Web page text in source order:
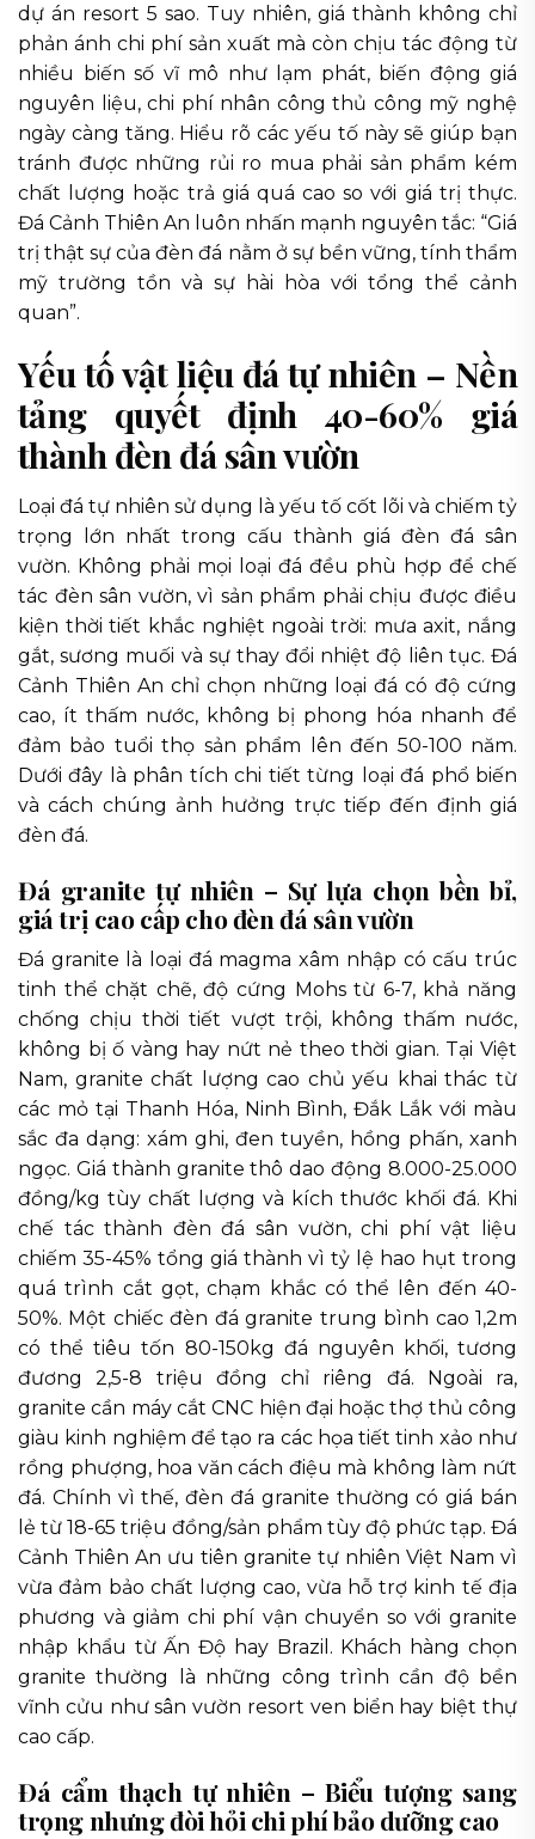
dự án resort 5 sao. Tuy nhiên, giá thành không chỉ
phản ánh chi phí sản xuất mà còn chịu tác động từ
nhiều biến số vĩ mô như lạm phát, biến động giá
nguyên liệu, chi phí nhân công thủ công mỹ nghệ
ngày càng tăng. Hiểu rõ các yếu tố này sẽ giúp bạn
tránh được những rủi ro mua phải sản phẩm kém
chất lượng hoặc trả giá quá cao so với giá trị thực.
Đá Cảnh Thiên An luôn nhấn mạnh nguyên tắc: “Giá
trị thật sự của đèn đá nằm ở sự bền vững, tính thẩm
mỹ trường tồn và sự hài hòa với tổng thể cảnh
quan”.
Yếu tố vật liệu đá tự nhiên – Nền
tảng quyết định 40-60% giá
thành đèn đá sân vườn
Loại đá tự nhiên sử dụng là yếu tố cốt lõi và chiếm tỷ
trọng lớn nhất trong cấu thành giá đèn đá sân
vườn. Không phải mọi loại đá đều phù hợp để chế
tác đèn sân vườn, vì sản phẩm phải chịu được điều
kiện thời tiết khắc nghiệt ngoài trời: mưa axit, nắng
gắt, sương muối và sự thay đổi nhiệt độ liên tục. Đá
Cảnh Thiên An chỉ chọn những loại đá có độ cứng
cao, ít thấm nước, không bị phong hóa nhanh để
đảm bảo tuổi thọ sản phẩm lên đến 50-100 năm.
Dưới đây là phân tích chi tiết từng loại đá phổ biến
và cách chúng ảnh hưởng trực tiếp đến định giá
đèn đá.
Đá granite tự nhiên – Sự lựa chọn bền bỉ,
giá trị cao cấp cho đèn đá sân vườn
Đá granite là loại đá magma xâm nhập có cấu trúc
tinh thể chặt chẽ, độ cứng Mohs từ 6-7, khả năng
chống chịu thời tiết vượt trội, không thấm nước,
không bị ố vàng hay nứt nẻ theo thời gian. Tại Việt
Nam, granite chất lượng cao chủ yếu khai thác từ
các mỏ tại Thanh Hóa, Ninh Bình, Đắk Lắk với màu
sắc đa dạng: xám ghi, đen tuyền, hồng phấn, xanh
ngọc. Giá thành granite thô dao động 8.000-25.000
đồng/kg tùy chất lượng và kích thước khối đá. Khi
chế tác thành đèn đá sân vườn, chi phí vật liệu
chiếm 35-45% tổng giá thành vì tỷ lệ hao hụt trong
quá trình cắt gọt, chạm khắc có thể lên đến 40-
50%. Một chiếc đèn đá granite trung bình cao 1,2m
có thể tiêu tốn 80-150kg đá nguyên khối, tương
đương 2,5-8 triệu đồng chỉ riêng đá. Ngoài ra,
granite cần máy cắt CNC hiện đại hoặc thợ thủ công
giàu kinh nghiệm để tạo ra các họa tiết tinh xảo như
rồng phượng, hoa văn cách điệu mà không làm nứt
đá. Chính vì thế, đèn đá granite thường có giá bán
lẻ từ 18-65 triệu đồng/sản phẩm tùy độ phức tạp. Đá
Cảnh Thiên An ưu tiên granite tự nhiên Việt Nam vì
vừa đảm bảo chất lượng cao, vừa hỗ trợ kinh tế địa
phương và giảm chi phí vận chuyển so với granite
nhập khẩu từ Ấn Độ hay Brazil. Khách hàng chọn
granite thường là những công trình cần độ bền
vĩnh cửu như sân vườn resort ven biển hay biệt thự
cao cấp.
Đá cẩm thạch tự nhiên – Biểu tượng sang
trọng nhưng đòi hỏi chi phí bảo dưỡng cao